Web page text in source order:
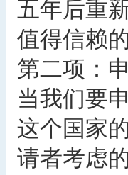
五年后重
值得信赖的
第二项：
当我们要
这个国家
请者考虑的